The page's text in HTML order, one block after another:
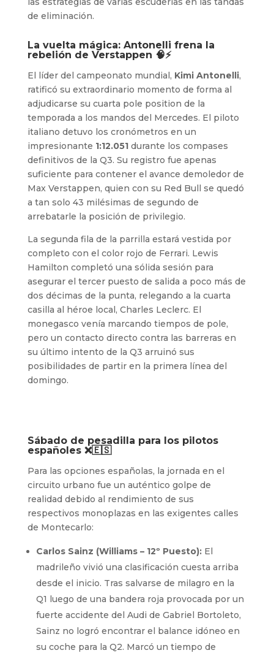
de eliminación.
La vuelta mágica: Antonelli frena la
rebelión de Verstappen 🧠⚡
El líder del campeonato mundial, Kimi Antonelli,
ratificó su extraordinario momento de forma al
adjudicarse su cuarta pole position de la
temporada a los mandos del Mercedes. El piloto
italiano detuvo los cronómetros en un
impresionante 1:12.051durante los compases
definitivos de la Q3. Su registro fue apenas
suficiente para contener el avance demoledor de
Max Verstappen, quien con su Red Bull se quedó
a tan solo 43 milésimas de segundo de
arrebatarle la posición de privilegio.
La segunda fila de la parrilla estará vestida por
completo con el color rojo de Ferrari. Lewis
Hamilton completó una sólida sesión para
asegurar el tercer puesto de salida a poco más de
dos décimas de la punta, relegando a la cuarta
casilla al héroe local, Charles Leclerc. El
monegasco venía marcando tiempos de pole,
pero un contacto directo contra las barreras en
su último intento de la Q3 arruinó sus
posibilidades de partir en la primera línea del
domingo.
Sábado de pesadilla para los pilotos
españoles ❌🇪🇸
Para las opciones españolas, la jornada en el
circuito urbano fue un auténtico golpe de
realidad debido al rendimiento de sus
respectivos monoplazas en las exigentes calles
de Montecarlo:
Carlos Sainz (Williams – 12º Puesto):El
madrileño vivió una clasificación cuesta arriba
desde el inicio. Tras salvarse de milagro en la
Q1 luego de una bandera roja provocada por un
fuerte accidente del Audi de Gabriel Bortoleto,
Sainz no logró encontrar el balance idóneo en
su coche para la Q2. Marcó un tiempo de